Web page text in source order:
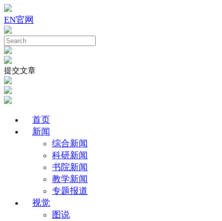
EN官网
提交文章
首页
新闻
综合新闻
科研新闻
书院新闻
教学新闻
专题报道
视觉
图说